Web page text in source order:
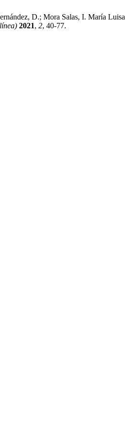
D.; Mora Salas, I. María
2021, 2, 40-77.